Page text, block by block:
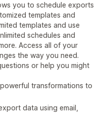
you to schedule exports
templates and
templates and use
schedules and
Access all of your
the way you need.
or help you might
transformations to
data using email,